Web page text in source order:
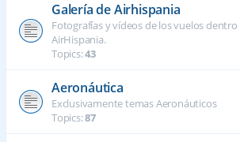
Galería de Airhispania
Fotografías y vídeos de los vuelos dentro
AirHispania.
Topics:43
Aeronáutica
Exclusivamente temas Aeronáuticos
Topics:87